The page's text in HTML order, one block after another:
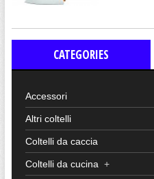
CATEGORIES
Accessori
Altri coltelli
Coltelli da caccia
Coltelli da cucina +